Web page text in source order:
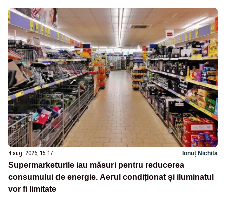
4 aug. 2026, 15:17 Ionuț Nichita
Supermarketurile iau măsuri pentru reducerea
consumului de energie. Aerul condiționat și iluminatul
vor fi limitate